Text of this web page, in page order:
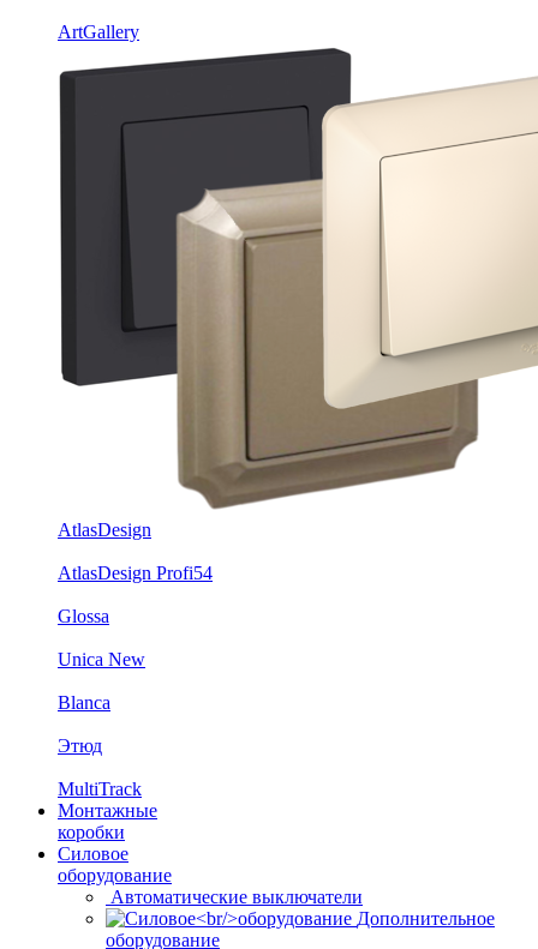
ArtGallery
AtlasDesign
AtlasDesign Profi54
Glossa
Unica New
Blanca
Этюд
MultiTrack
Монтажные
коробки
Силовое
оборудование
Автоматические выключатели
Дополнительное
оборудование